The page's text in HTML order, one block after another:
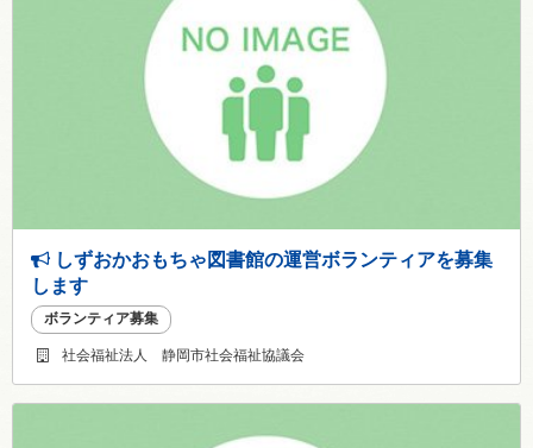
しずおかおもちゃ図書館の運営ボランティアを募集
します
ボランティア募集
社会福祉法人 静岡市社会福祉協議会